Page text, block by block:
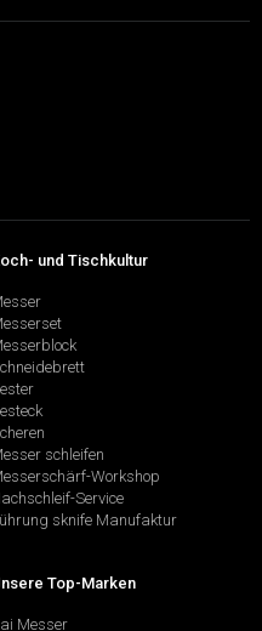
und Tischkultur
schleifen
Workshop
Service
sknife Manufaktur
Top-Marken
Messer